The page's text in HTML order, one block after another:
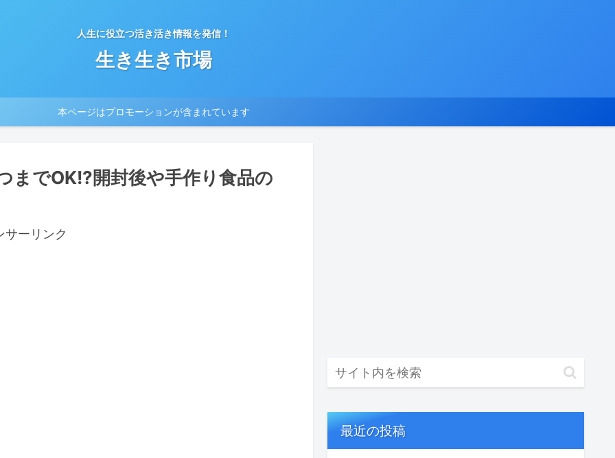
人生に役立つ活き活き情報を発信！
生き生き市場
本ページはプロモーションが含まれています
までOK!?開封後や手作り食品の
サーリンク
最近の投稿